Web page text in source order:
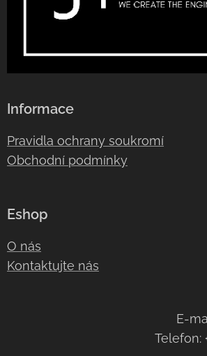
Informace
Pravidla ochrany soukromí
Obchodní podmínky
Eshop
O nás
Kontaktujte nás
E-
Telefon: